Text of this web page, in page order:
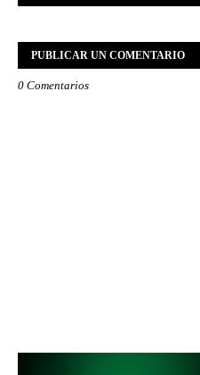
PUBLICAR UN COMENTARIO
0 Comentarios